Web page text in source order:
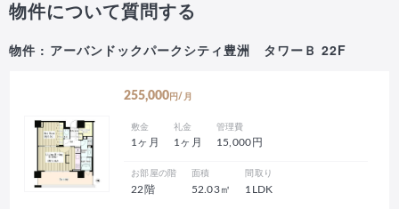
物件について質問する
物件 : アーバンドックパークシティ豊洲 タワーＢ 22F
255,000 円/月
敷金
1ヶ月
礼金
1ヶ月
管理費
15,000円
お部屋の階
22階
面積
52.03㎡
間取り
1LDK